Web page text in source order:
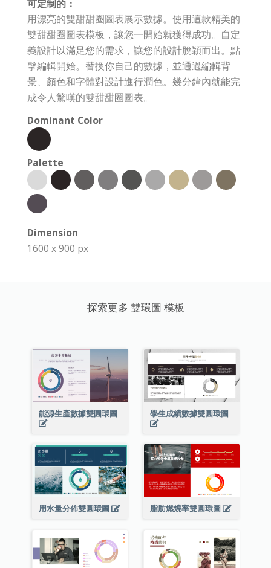
可定制的：
用漂亮的雙甜甜圈圖表展示數據。使用這款精美的
雙甜甜圈圖表模板，讓您一開始就獲得成功。自定
義設計以滿足您的需求，讓您的設計脫穎而出。點
擊編輯開始。替換你自己的數據，並通過編輯背
景、顏色和字體對設計進行潤色。幾分鐘內就能完
成令人驚嘆的雙甜甜圈圖表。
Dominant Color
Palette
Dimension
1600 x 900 px
探索更多 雙環圖 模板
能源生產數據雙圓環圖 學生成績數據雙圓環圖
用水量分佈雙圓環圖 脂肪燃燒率雙圓環圖